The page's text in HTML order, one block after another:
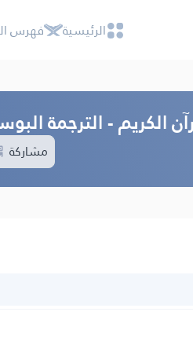
الرئيسية فهرس
الكريم - الترجمة
مشاركة